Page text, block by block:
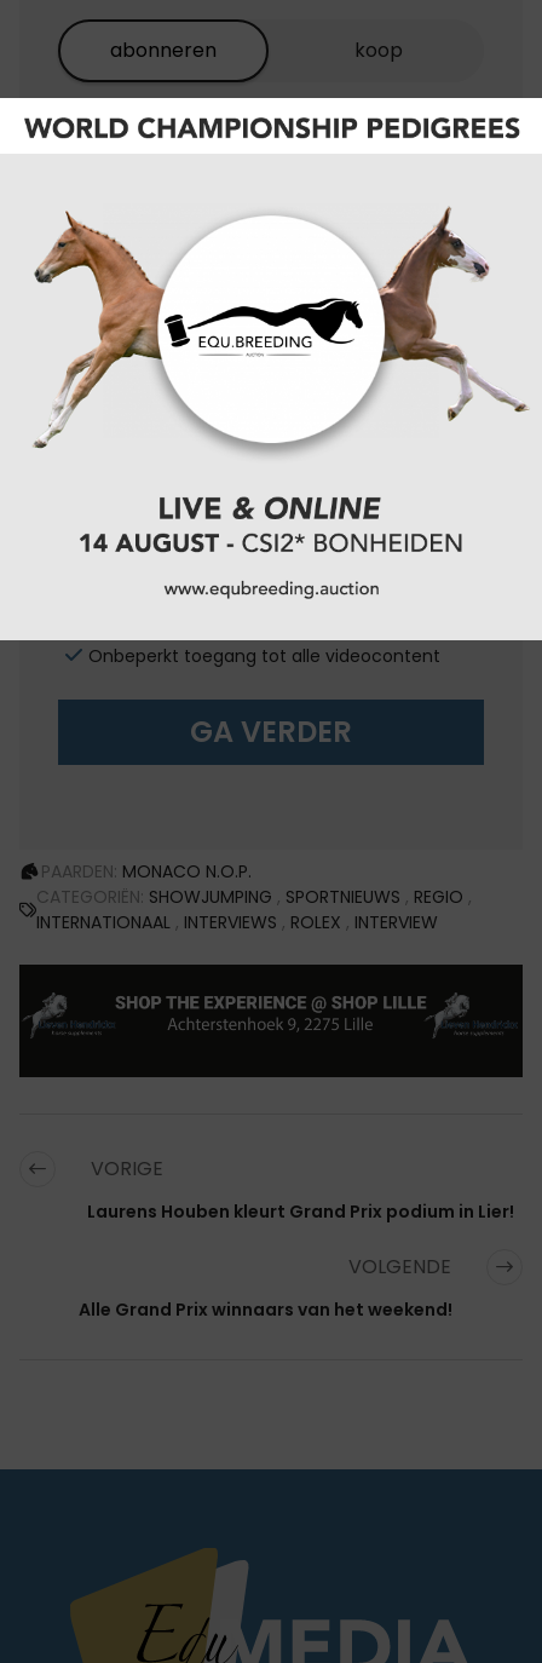
abonneren koop
EQU+
EQU+ / de Paarden
gazet
VALUE
de Paarden gazet
€5,50/ maand
OF
Onbeperkt toegang tot alle digitale content
Onbeperkt toegang tot de trainingen van
Onbeperkt toegang tot alle videocontent
GA VERDER
PAARDEN: MONACO N.O.P.
CATEGORIËN: SHOWJUMPING , SPORTNIEUWS , REGIO ,
INTERNATIONAAL , INTERVIEWS , ROLEX , INTERVIEW
VORIGE
Laurens Houben kleurt Grand Prix podium in Lier!
VOLGENDE
Alle Grand Prix winnaars van het weekend!